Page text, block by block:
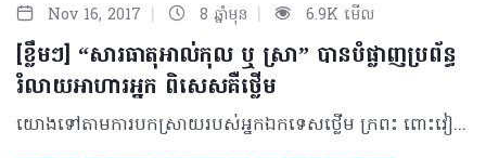
Nov 16, 2017 | 8 ឆ្នាំមុន | 6.9K មើល
[ខ្លឹមៗ] “សារធាតុអាល់កុល ឬ ស្រា”​ បានបំផ្លាញប្រព័ន្ធ
រំលាយអាហារអ្នក ពិសេសគឺថ្លើម
យោងទៅតាមការបកស្រាយរបស់អ្នកឯកទេសថ្លើម ក្រពះ ពោះវៀន បានឲ្យដឹងថា “អ្នកជំងឺមិនអាចដឹងបានទេថាថ្លើមរបស់ខ្លួនកំពុងតែចុះខ្សោយព្រោះវានឹងវិវឌ្ឍបន្តិចម្ដងៗយ៉ាងស្ងប់ស្ងាត់ ហើយដល់ពេលដែលចេញរោគសញ្ញាគឺធ្ងន់ធ្ងរបាត់ទៅហើយ” បើដូច្នោះ តើយើងគួរធ្វើដូចម្ដេច? បើចង់ជ្រាបច្បាស់សូមតាមដានអត្ថបទខាងក្រោមនេះ។ ការខ្សោយថ្លើមមានន័យថាមុខងារថ្លើមមានការថយចុះដែលបណ្ដាលមកពីការខូចខាតនៃកោសិកាថ្លើម ដោយការរលាកស្រួចស្រាវ ឬរ៉ាំរ៉ៃដែលនាំឲ្យមានការរឹង ឬក្រិនសាច់ថ្លើម ហើយជាមូលហេតុបណ្តាលឲ្យវាមិនអាចបំពេញមុខងារបានល្អ។​ ជាការពិត ការដែលថ្លើមរបស់អ្នកចុះខ្សោយនេះ មកពីកត្តាជាច្រើនដែលកើតពីការទទួលអាហារមិនបានត្រឹមត្រូវ ឬការឆ្លងមេរោគផ្សេងៗ ៖ • ការរលាកថ្លើមប្រភេទអា ស្រួចស្រាវ (Acute Hepatitis A) • វីរុសរលាកថ្លើមប្រភេទបេ ឬសេ (Hepatitis B, C virus) • ការប្រើប្រាស់ថ្នាំមួយចំនួនដែលនាំឲ្យពុលថ្លើម • ជំងឺខ្លាញ់រុំថ្លើម • អ្នកផឹកស្រាច្រើន • និងជំងឺកម្រមួយចំនួនដូចជា ជំងឺលើសជាតិដែក(Hemochromatosis) ជំងឺ Willson’s disease និងជំងឺដែលទាក់ទងនឹងប្រព័ន្ធភាពស៊ាំ (Autoimmune disease) ។ ជាចុងក្រោយ លោកវេជ្ជបណ្ឌិតបានសំណូមពរដល់ប្រជាជនទាំងអស់គួរធ្វើការពិនិត្យសុខភាពរៀងរាល់៦ខែ ឬ១ឆ្នាំម្ដងជាមួយនឹងគ្រូពេទ្យជំនាញ ព្រោះថាក្នុងប្រទេសយើងសម្បូរទៅដោយវីរុសរលាកថ្លើមប្រភេទB និងCដែលមិនមានចេញនូវរោគសញ្ញាឲ្យយើងដឹងឡើយ។ ដូចនេះ បើយើងធ្វើការពិនិត្យសុខភាពបានទៀងទាត់ យើងអាចនឹងទទួលការព្យាបាលទាន់ពេលវេលាមុនពេលដែលវិវឌ្ឍទៅជាការខ្សោយថ្លើមធ្ងន់ធ្ងរ៕ ស្វែងយល់បន្ថែម៖ ធ្វើដូចម្ដេចទើបដឹងថាខ្សោយថ្លើម? បកស្រាយដោយ ៖ វេជ្ជបណ្ឌិត ហាក់ចាន់​ ភក្តី ឯកទេសថ្លើមក្រពះពោះវៀននៃគ្លីនិកឯកទេស អេគីប​ ©2017 រក្សាសិទ្ធិគ្រប់យ៉ាងដោយ Healthtime Corporation ចំពោះគ្រប់អត្ថបទដោយគ្មានផ្នែកណាមួយត្រូវបោះពុម្ពផ្សាយចូល ប្រព័ន្ធអ៊ីនធឺណែតឧបករណ៍អេឡិចត្រូនិកអាត់ជាសំឡេងឬថតចំលងគ្រប់រូបភាពដោយគ្មានការអនុញ្ញាតឡើយ